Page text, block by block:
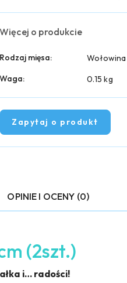
Więcej o produkcie
Rodzaj mięsa:
Wołowina
Waga:
0.15 kg
Zapytaj o produkt
OPINIE I OCENY (0)
(2szt.)
i… radości!